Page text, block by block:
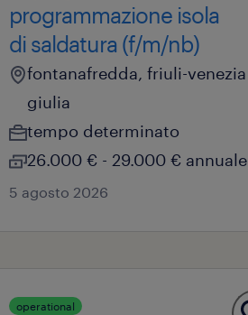
programmazione isola
di saldatura (f/m/nb)
fontanafredda, friuli-venezia
giulia
tempo determinato
26.000 € - 29.000 € annuale
5 agosto 2026
operational